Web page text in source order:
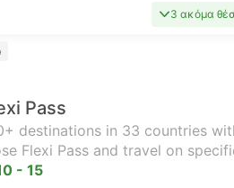
3 ακόμα
Pass
destinations in 33 countries
Flexi Pass and travel on
- 15